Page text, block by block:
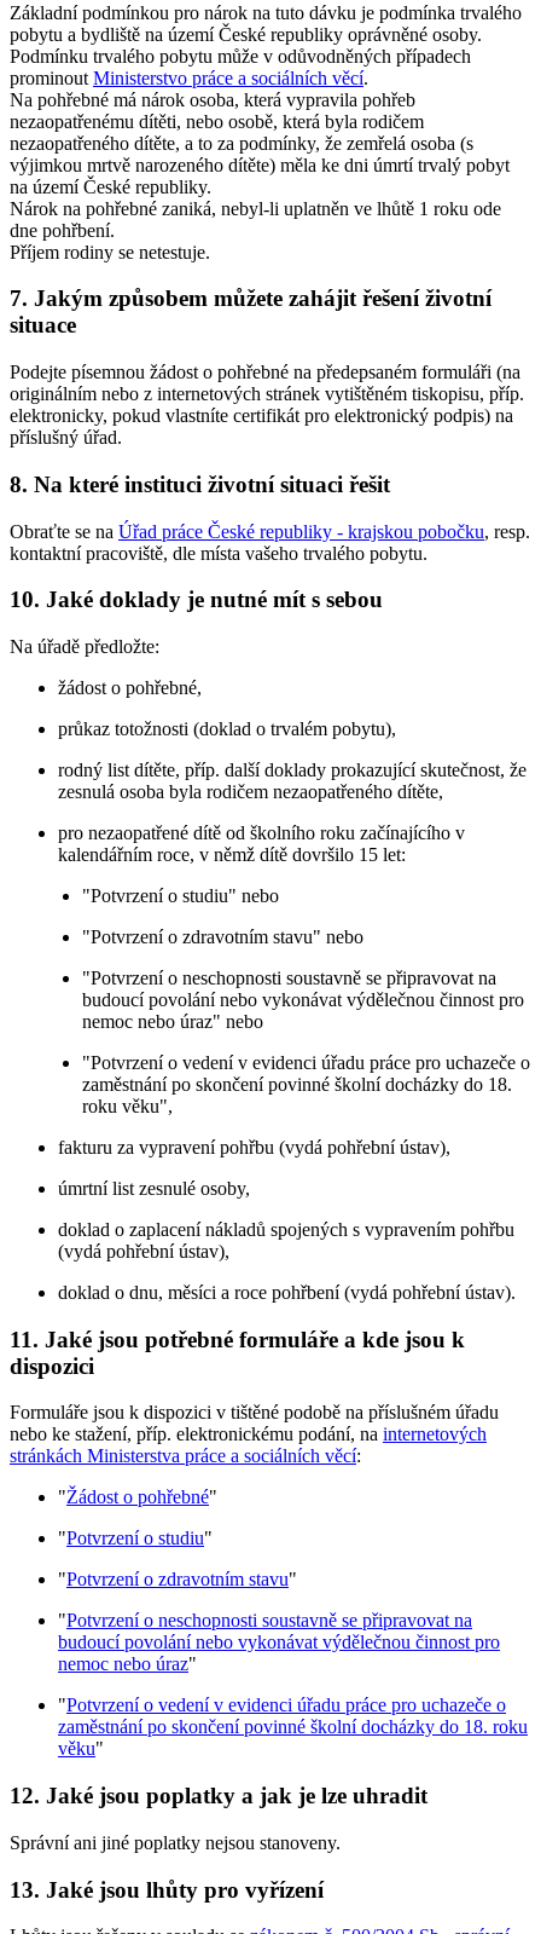
Základní podmínkou pro nárok na tuto dávku je podmínka trvalého
pobytu a bydliště na území České republiky oprávněné osoby.
Podmínku trvalého pobytu může v odůvodněných případech
prominout Ministerstvo práce a sociálních věcí.
Na pohřebné má nárok osoba, která vypravila pohřeb
nezaopatřenému dítěti, nebo osobě, která byla rodičem
nezaopatřeného dítěte, a to za podmínky, že zemřelá osoba (s
výjimkou mrtvě narozeného dítěte) měla ke dni úmrtí trvalý pobyt
na území České republiky.
Nárok na pohřebné zaniká, nebyl-li uplatněn ve lhůtě 1 roku ode
dne pohřbení.
Příjem rodiny se netestuje.
7. Jakým způsobem můžete zahájit řešení životní
situace
Podejte písemnou žádost o pohřebné na předepsaném formuláři (na
originálním nebo z internetových stránek vytištěném tiskopisu, příp.
elektronicky, pokud vlastníte certifikát pro elektronický podpis) na
příslušný úřad.
8. Na které instituci životní situaci řešit
Obraťte se na Úřad práce České republiky - krajskou pobočku, resp.
kontaktní pracoviště, dle místa vašeho trvalého pobytu.
10. Jaké doklady je nutné mít s sebou
Na úřadě předložte:
žádost o pohřebné,
průkaz totožnosti (doklad o trvalém pobytu),
rodný list dítěte, příp. další doklady prokazující skutečnost, že
zesnulá osoba byla rodičem nezaopatřeného dítěte,
pro nezaopatřené dítě od školního roku začínajícího v
kalendářním roce, v němž dítě dovršilo 15 let:
"Potvrzení o studiu" nebo
"Potvrzení o zdravotním stavu" nebo
"Potvrzení o neschopnosti soustavně se připravovat na
budoucí povolání nebo vykonávat výdělečnou činnost pro
nemoc nebo úraz" nebo
"Potvrzení o vedení v evidenci úřadu práce pro uchazeče o
zaměstnání po skončení povinné školní docházky do 18.
roku věku",
fakturu za vypravení pohřbu (vydá pohřební ústav),
úmrtní list zesnulé osoby,
doklad o zaplacení nákladů spojených s vypravením pohřbu
(vydá pohřební ústav),
doklad o dnu, měsíci a roce pohřbení (vydá pohřební ústav).
11. Jaké jsou potřebné formuláře a kde jsou k
dispozici
Formuláře jsou k dispozici v tištěné podobě na příslušném úřadu
nebo ke stažení, příp. elektronickému podání, na internetových
stránkách Ministerstva práce a sociálních věcí:
"Žádost o pohřebné"
"Potvrzení o studiu"
"Potvrzení o zdravotním stavu"
"Potvrzení o neschopnosti soustavně se připravovat na
budoucí povolání nebo vykonávat výdělečnou činnost pro
nemoc nebo úraz"
"Potvrzení o vedení v evidenci úřadu práce pro uchazeče o
zaměstnání po skončení povinné školní docházky do 18. roku
věku"
12. Jaké jsou poplatky a jak je lze uhradit
Správní ani jiné poplatky nejsou stanoveny.
13. Jaké jsou lhůty pro vyřízení